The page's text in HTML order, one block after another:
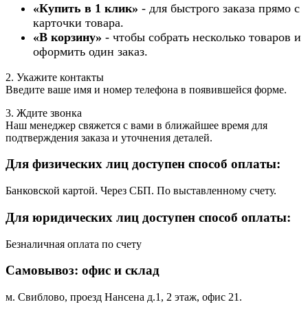
«Купить в 1 клик» - для быстрого заказа прямо с
карточки товара.
«В корзину» - чтобы собрать несколько товаров и
оформить один заказ.
2. Укажите контакты
Введите ваше имя и номер телефона в появившейся форме.
3. Ждите звонка
Наш менеджер свяжется с вами в ближайшее время для
подтверждения заказа и уточнения деталей.
Для физических лиц доступен способ оплаты:
Банковской картой. Через СБП. По выставленному счету.
Для юридических лиц доступен способ оплаты:
Безналичная оплата по счету
Самовывоз: офис и склад
м. Свиблово, проезд Нансена д.1, 2 этаж, офис 21.